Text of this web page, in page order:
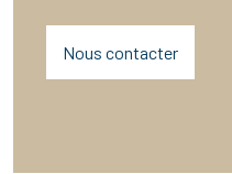
Nous contacter